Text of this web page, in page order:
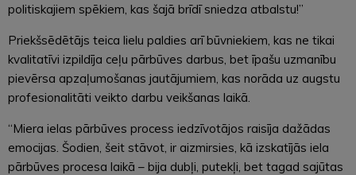
politiskajiem spēkiem, kas šajā brīdī sniedza atbalstu!”
Priekšsēdētājs teica lielu paldies arī būvniekiem, kas ne tikai
kvalitatīvi izpildīja ceļu pārbūves darbus, bet īpašu uzmanību
pievērsa apzaļumošanas jautājumiem, kas norāda uz augstu
profesionalitāti veikto darbu veikšanas laikā.
“Miera ielas pārbūves process iedzīvotājos raisīja dažādas
emocijas. Šodien, šeit stāvot, ir aizmirsies, kā izskatījās iela
pārbūves procesa laikā – bija dubļi, putekļi, bet tagad sajūtas